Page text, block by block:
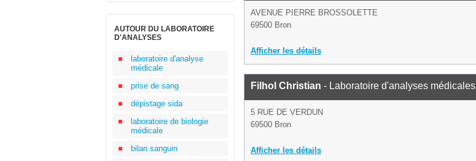
AUTOUR DU LABORATOIRE
D'ANALYSES
laboratoire d'analyse
médicale
prise de sang
dépistage sida
laboratoire de biologie
médicale
bilan sanguin
AVENUE PIERRE BROSSOLETTE
69500 Bron
Afficher les détails
Filhol Christian - Laboratoire d'analyses médicales
5 RUE DE VERDUN
69500 Bron
Afficher les détails